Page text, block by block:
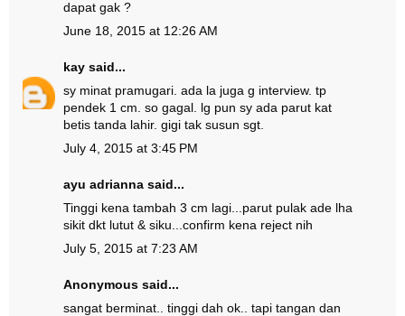
dapat gak ?
June 18, 2015 at 12:26 AM
kay said...
sy minat pramugari. ada la juga g interview. tp
pendek 1 cm. so gagal. lg pun sy ada parut kat
betis tanda lahir. gigi tak susun sgt.
July 4, 2015 at 3:45 PM
ayu adrianna said...
Tinggi kena tambah 3 cm lagi...parut pulak ade lha
sikit dkt lutut & siku...confirm kena reject nih
July 5, 2015 at 7:23 AM
Anonymous said...
sangat berminat.. tinggi dah ok.. tapi tangan dan